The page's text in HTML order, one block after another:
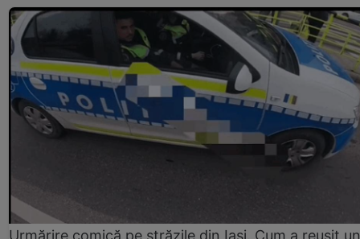
Urmărire comică pe străzile din Iași. Cum a reușit un